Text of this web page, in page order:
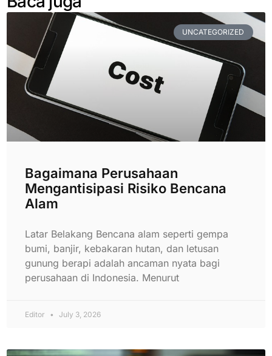
UNCATEGORIZED
Bagaimana Perusahaan
Mengantisipasi Risiko Bencana
Alam
Latar Belakang Bencana alam seperti gempa
bumi, banjir, kebakaran hutan, dan letusan
gunung berapi adalah ancaman nyata bagi
perusahaan di Indonesia. Menurut
Editor July 3, 2026